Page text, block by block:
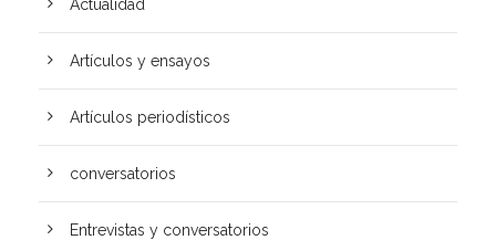
Actualidad
Artículos y ensayos
Artí­culos periodísticos
conversatorios
Entrevistas y conversatorios